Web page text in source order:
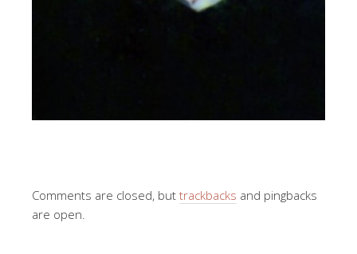
Comments are closed, but trackbacks and pingbacks
are open.